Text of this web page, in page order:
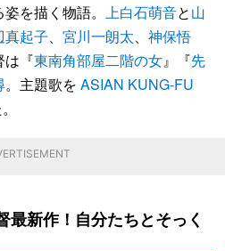
を描く物語。 上白石萌音と山
真起子、 宮川一朗太、 神保悟
は『東南角部屋二階の女』『先
。主題歌を ASIAN KUNG-FU
最新作！自分たちとそっく